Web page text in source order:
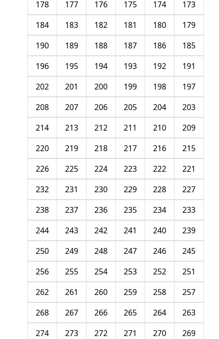
173
174
175
176
177
178
179
180
181
182
183
184
185
186
187
188
189
190
191
192
193
194
195
196
197
198
199
200
201
202
203
204
205
206
207
208
209
210
211
212
213
214
215
216
217
218
219
220
221
222
223
224
225
226
227
228
229
230
231
232
233
234
235
236
237
238
239
240
241
242
243
244
245
246
247
248
249
250
251
252
253
254
255
256
257
258
259
260
261
262
263
264
265
266
267
268
269
270
271
272
273
274